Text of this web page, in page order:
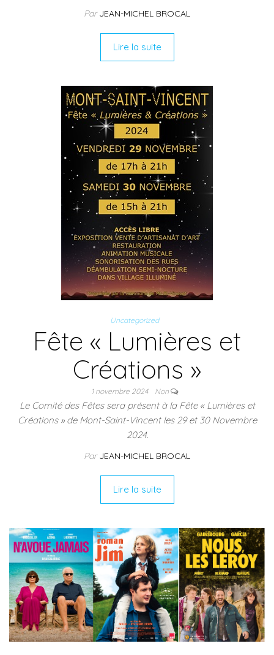
ParJEAN-MICHEL BROCAL
Lire la suite
Uncategorized
Fête « Lumières et
Créations »
1 novembre 2024 Non
Le Comité des Fêtes sera présent à la Fête « Lumières et
Créations » de Mont-Saint-Vincent les 29 et 30 Novembre
2024.
ParJEAN-MICHEL BROCAL
Lire la suite